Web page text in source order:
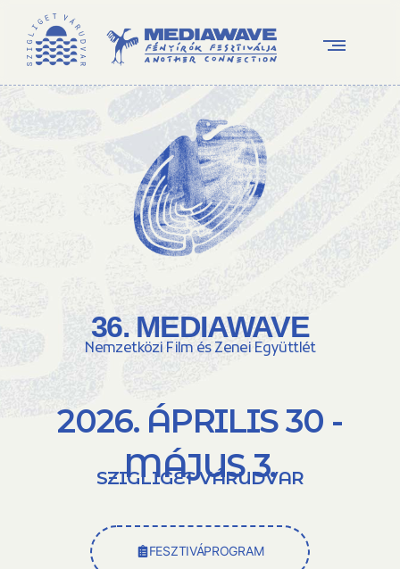
36. MEDIAWAVE
Nemzetközi Film és Zenei Együttlét
2026. ÁPRILIS 30 -
MÁJUS 3.
SZIGLIGET VÁRUDVAR
FESZTIVÁPROGRAM